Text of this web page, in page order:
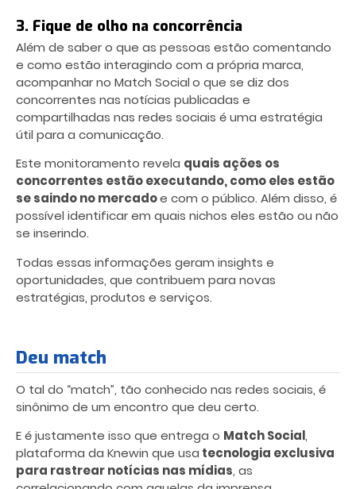
3. Fique de olho na concorrência
Além de saber o que as pessoas estão comentando
e como estão interagindo com a própria marca,
acompanhar no Match Socialo que se diz dos
concorrentes nas notícias publicadas e
compartilhadas nas redes sociais é uma estratégia
útil para a comunicação.
Este monitoramento revela quais ações os
concorrentes estão executando, como eles estão
se saindo no mercadoe com o público. Além disso, é
possível identificar em quais nichos eles estão ou não
se inserindo.
Todas essas informações geram insights e
oportunidades, que contribuem para novas
estratégias, produtos e serviços.
Deu match
O tal do “match”, tão conhecido nas redes sociais, é
sinônimo de um encontro que deu certo.
E é justamente isso que entrega o Match Social,
plataforma da Knewin que usa tecnologia exclusiva
para rastrear notícias nas mídias, as